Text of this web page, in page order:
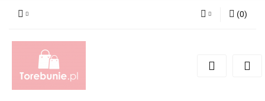
Zarejestruj się
(0)